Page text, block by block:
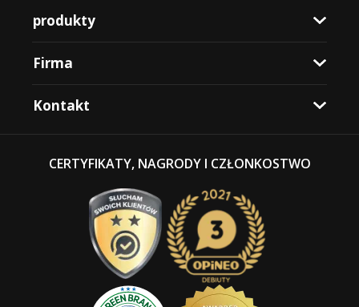
produkty
Firma
Kontakt
CERTYFIKATY, NAGRODY I CZŁONKOSTWO